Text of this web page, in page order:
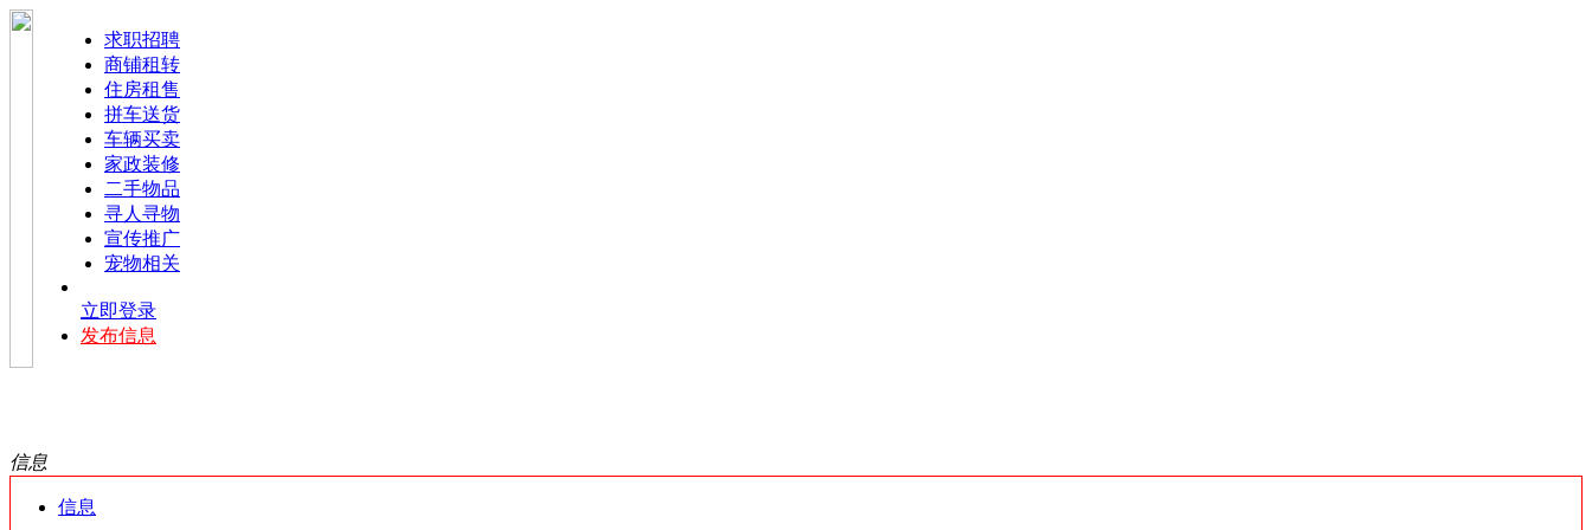
求职招聘
商铺租转
住房租售
拼车送货
车辆买卖
家政装修
二手物品
寻人寻物
宣传推广
宠物相关
立即登录
发布信息
信息
信息